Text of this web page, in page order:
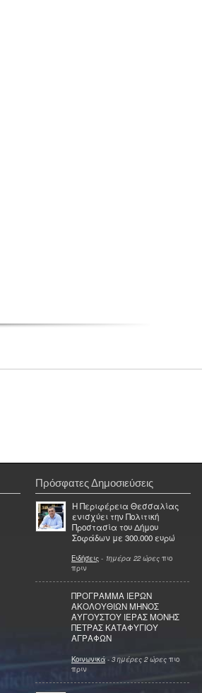
Πρόσφατες Δημοσιεύσεις
Η Περιφέρεια Θεσσαλίας
ενισχύει την Πολιτική
Προστασία του Δήμου
Σοφάδων με 300.000 ευρώ
Ειδήσεις - 1ημέρα 22 ώρες πιο
πριν
ΠΡΟΓΡΑΜΜΑ ΙΕΡΩΝ
ΑΚΟΛΟΥΘΙΩΝ ΜΗΝΟΣ
ΑΥΓΟΥΣΤΟΥ ΙΕΡΑΣ ΜΟΝΗΣ
ΠΕΤΡΑΣ ΚΑΤΑΦΥΓΙΟΥ
ΑΓΡΑΦΩΝ
Κοινωνικά - 3 ημέρες 2 ώρες πιο
πριν